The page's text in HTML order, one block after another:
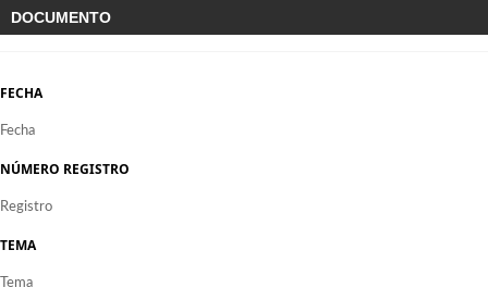
DOCUMENTO
FECHA
Fecha
NÚMERO REGISTRO
Registro
TEMA
Tema